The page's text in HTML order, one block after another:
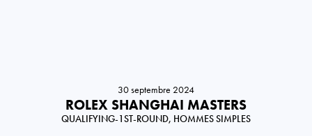
30 septembre 2024
ROLEX SHANGHAI MASTERS
QUALIFYING-1ST-ROUND, HOMMES SIMPLES